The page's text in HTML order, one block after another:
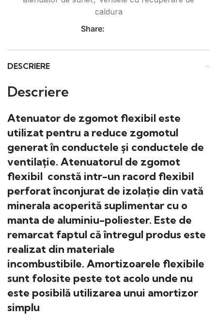
caldura
Share:
DESCRIERE
Descriere
Atenuator de zgomot flexibil este
utilizat pentru a reduce zgomotul
generat în conductele și conductele de
ventilație. Atenuatorul de zgomot
flexibil constă intr-un racord flexibil
perforat înconjurat de izolație din vată
minerala acoperită suplimentar cu o
manta de aluminiu-poliester. Este de
remarcat faptul că întregul produs este
realizat din materiale
incombustibile. Amortizoarele flexibile
sunt folosite peste tot acolo unde nu
este posibilă utilizarea unui amortizor
simplu